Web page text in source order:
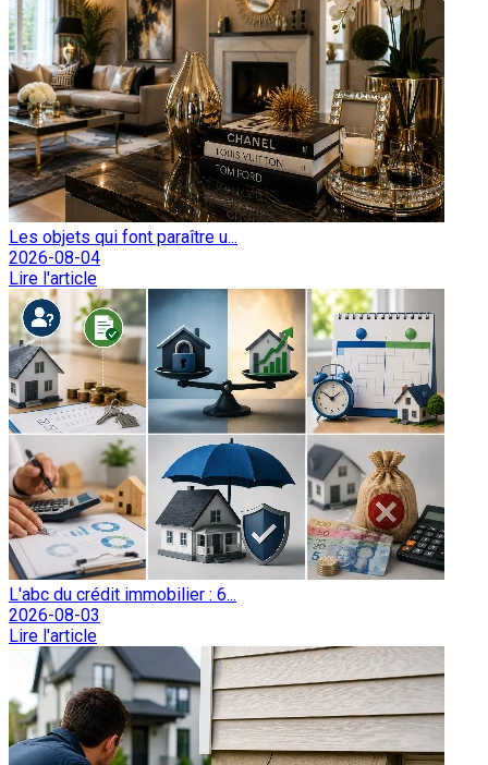
Les objets qui font paraître u...
2026-08-04
Lire l'article
L'abc du crédit immobilier : 6...
2026-08-03
Lire l'article